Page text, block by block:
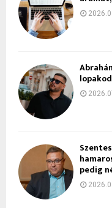
pedig